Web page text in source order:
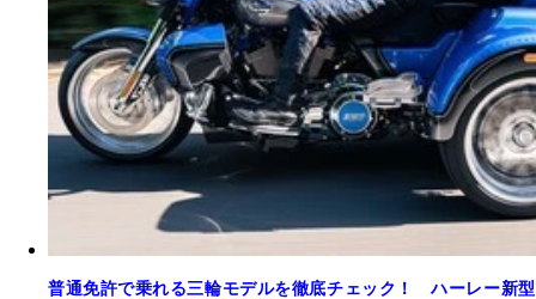
普通免許で乗れる三輪モデルを徹底チェック！ ハーレー新型